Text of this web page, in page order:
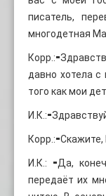
писатель,
многодетная
давно хотела с
того как мои
И.К.: ⁃Да,
передаёт их